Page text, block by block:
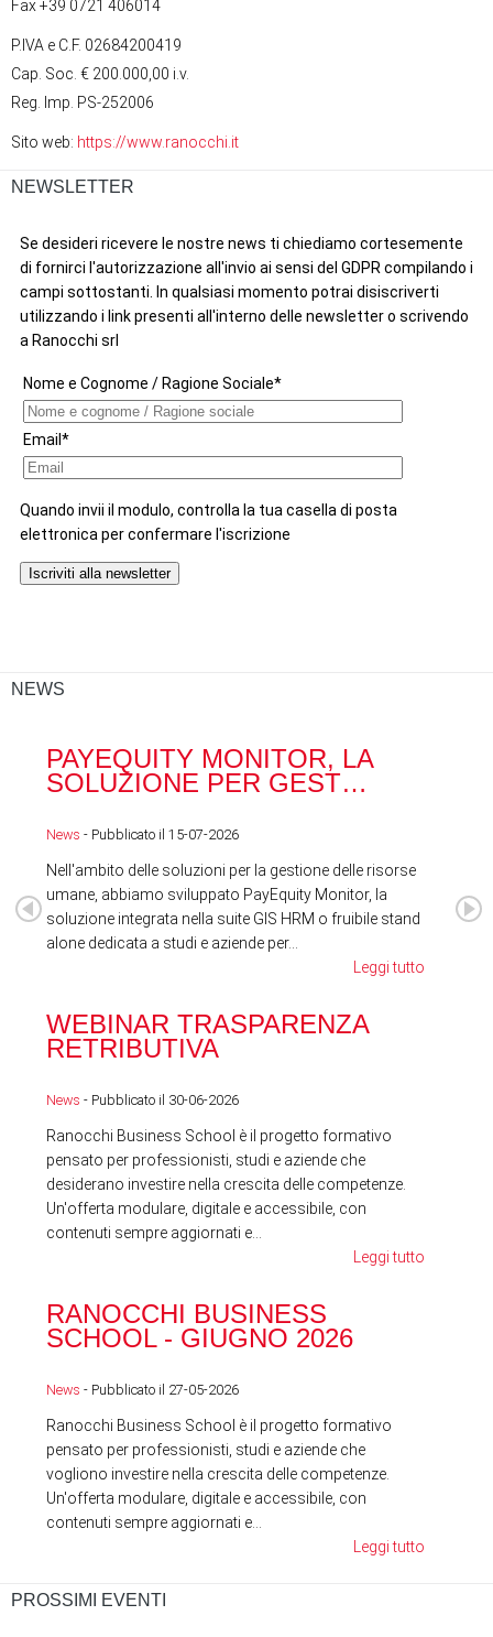
Fax +39 0721 406014
P.IVA e C.F. 02684200419
Cap. Soc. € 200.000,00 i.v.
Reg. Imp. PS-252006
Sito web: https://www.ranocchi.it
NEWSLETTER
NEWS
PAYEQUITY MONITOR, LA
SOLUZIONE PER GEST…
News - Pubblicato il 15-07-2026
Nell'ambito delle soluzioni per la gestione delle risorse
umane, abbiamo sviluppato PayEquity Monitor, la
soluzione integrata nella suite GIS HRM o fruibile stand
alone dedicata a studi e aziende per...
Leggi tutto
WEBINAR TRASPARENZA
RETRIBUTIVA
News - Pubblicato il 30-06-2026
Ranocchi Business School è il progetto formativo
pensato per professionisti, studi e aziende che
desiderano investire nella crescita delle competenze.
Un'offerta modulare, digitale e accessibile, con
contenuti sempre aggiornati e...
Leggi tutto
RANOCCHI BUSINESS
SCHOOL - GIUGNO 2026
News - Pubblicato il 27-05-2026
Ranocchi Business School è il progetto formativo
pensato per professionisti, studi e aziende che
vogliono investire nella crescita delle competenze.
Un'offerta modulare, digitale e accessibile, con
contenuti sempre aggiornati e...
Leggi tutto
PROSSIMI EVENTI